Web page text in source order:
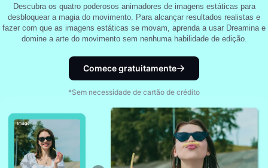
Descubra os quatro poderosos animadores de imagens estáticas para
desbloquear a magia do movimento. Para alcançar resultados realistas e
fazer com que as imagens estáticas se movam, aprenda a usar Dreamina e
domine a arte do movimento sem nenhuma habilidade de edição.
Comece gratuitamente
*Sem necessidade de cartão de crédito